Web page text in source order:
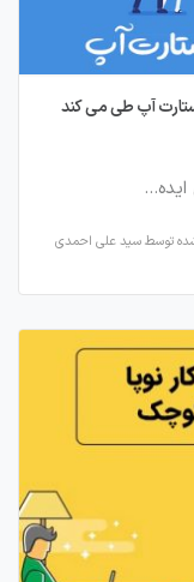
آپ طی می کند
ایده…
توسطسید علی احمدی